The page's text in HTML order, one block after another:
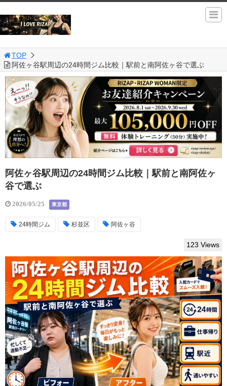
TOP
阿佐ヶ谷駅周辺の24時間ジム比較｜駅前と南阿佐ヶ谷で選ぶ
阿佐ヶ谷駅周辺の24時間ジム比較｜駅前と南阿佐ヶ
谷で選ぶ
2026/05/25 東京都
24時間ジム 杉並区 阿佐ヶ谷
123 Views